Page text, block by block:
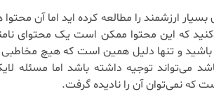
ارزشمند را مطالعه کرده اید اما آن
که این محتوا ممکن است یک محتوای
باشید و تنها دلیل همین است که هیچ مخاطبی
می‌تواند توجیه داشته باشد اما مسئله
که نمی‌توان آن را نادیده گرفت.